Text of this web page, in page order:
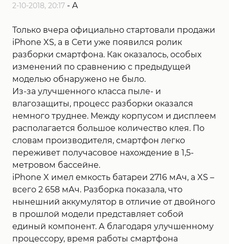
2-10-2018, 20:17 - A
Только вчера официально стартовали продажи
iPhone XS, а в Сети уже появился ролик
разборки смартфона. Как оказалось, особых
изменений по сравнению с предыдущей
моделью обнаружено не было.
Из-за улучшенного класса пыле- и
влагозащиты, процесс разборки оказался
немного труднее. Между корпусом и дисплеем
располагается большое количество клея. По
словам производителя, смартфон легко
переживет получасовое нахождение в 1,5-
метровом бассейне.
iPhone X имел емкость батареи 2716 мАч, а XS –
всего 2 658 мАч. Разборка показала, что
нынешний аккумулятор в отличие от двойного
в прошлой модели представляет собой
единый компонент. А благодаря улучшенному
процессору, время работы смартфона